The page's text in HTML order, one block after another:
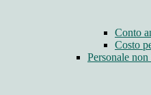
Conto
Costo
Personale